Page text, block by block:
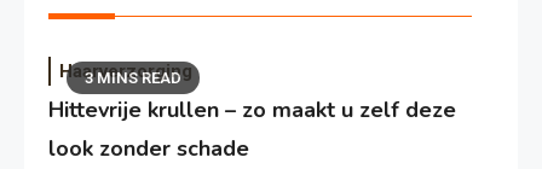
3 MINS READ
Haarverzorging
Hittevrije krullen – zo maakt u zelf deze
look zonder schade